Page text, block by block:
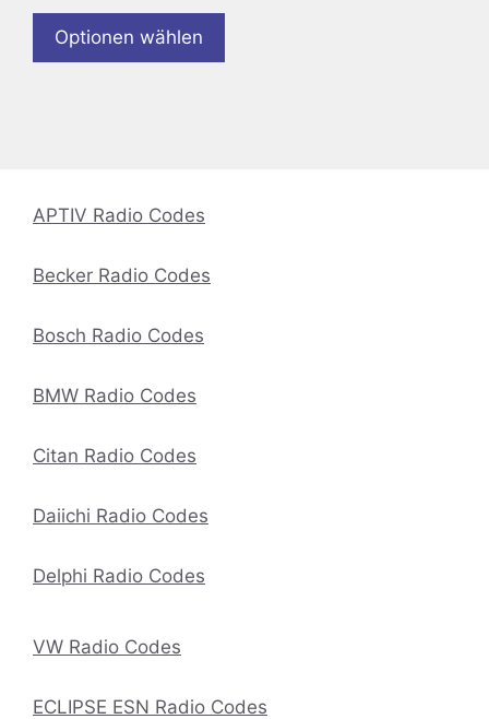
Optionen wählen
APTIV Radio Codes
Becker Radio Codes
Bosch Radio Codes
BMW Radio Codes
Citan Radio Codes
Daiichi Radio Codes
Delphi Radio Codes
VW Radio Codes
ECLIPSE ESN Radio Codes